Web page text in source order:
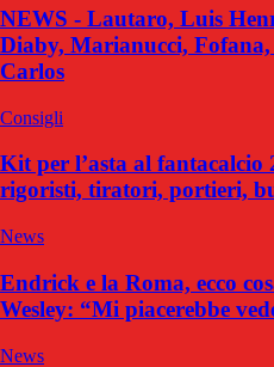
NEWS - Lautaro, Luis
Diaby, Marianucci,
Carlos
Consigli
Kit per l’asta al fantacalcio
rigoristi, tiratori, portieri,
News
Endrick e la Roma, ecco
Wesley: “Mi piacerebbe
News